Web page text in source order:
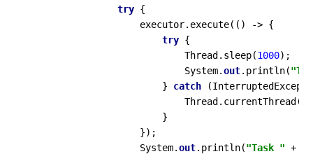
try {
                    executor.execute(() -> {
try {
                            Thread.sleep(
1000);
                            System.
out.println(
                        }
catch
                        }
                    });
                    System.
out.println("Task " +